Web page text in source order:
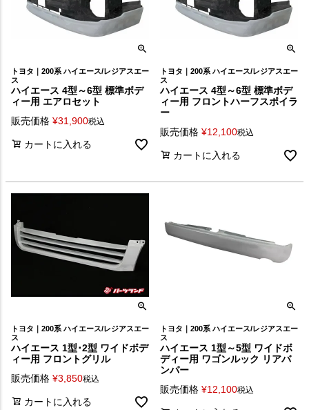
トヨタ｜200系 ハイエース/レジアスエー
ス
ハイエース 4型～6型 標準ボデ
ィー用 エアロセット
販売価格 ¥31,900税込
カートに入れる
トヨタ｜200系 ハイエース/レジアスエー
ス
ハイエース 4型～6型 標準ボデ
ィー用 フロントハーフスポイラ
ー
販売価格 ¥12,100税込
カートに入れる
トヨタ｜200系 ハイエース/レジアスエー
ス
ハイエース 1型･2型 ワイドボデ
ィー用 フロントグリル
販売価格 ¥3,850税込
カートに入れる
トヨタ｜200系 ハイエース/レジアスエー
ス
ハイエース 1型～5型 ワイドボ
ディー用 ワゴンルック リアバ
ンパー
販売価格 ¥12,100税込